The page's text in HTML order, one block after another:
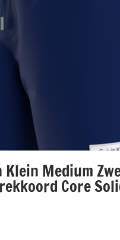
Klein Medium
Core